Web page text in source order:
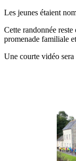
Les jeunes étaient
Cette randonnée
promenade familiale
Une courte vidéo